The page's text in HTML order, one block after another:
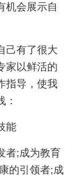
机会展示自
己有了很大
家以鲜活的
指导，使我
：
能
者;成为教育
的引领者;成